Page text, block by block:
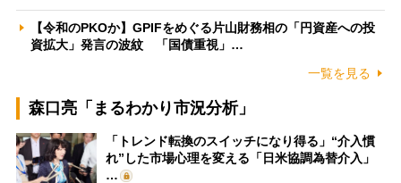
【令和のPKOか】GPIFをめぐる片山財務相の「円資産への投
資拡大」発言の波紋 「国債重視」…
一覧を見る
森口亮「まるわかり市況分析」
「トレンド転換のスイッチになり得る」“介入慣
れ”した市場心理を変える「日米協調為替介入」
…